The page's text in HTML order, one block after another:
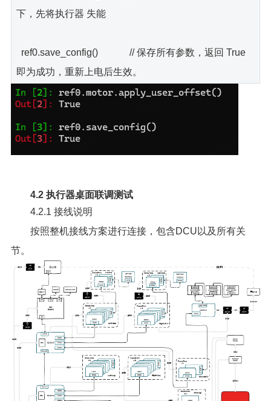
下，先将执行器 失能
ref0.save_config() // 保存所有参数，返回 True
即为成功，重新上电后生效。
4.2 执行器桌面联调测试
4.2.1 接线说明
按照整机接线方案进行连接，包含DCU以及所有关
节。